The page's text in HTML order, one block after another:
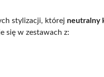
stylizacji, której neutralny
się w zestawach z: